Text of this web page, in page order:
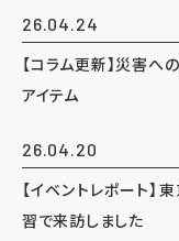
26.04.24
【コラム更新】災害へ
アイテム
26.04.20
【イベントレポート
習で来訪しました